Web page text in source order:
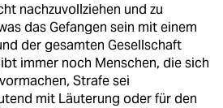
nachzuvollziehen und zu
das Gefangen sein mit einem
der gesamten Gesellschaft
immer noch Menschen, die sich
Strafe sei
mit Läuterung oder für den